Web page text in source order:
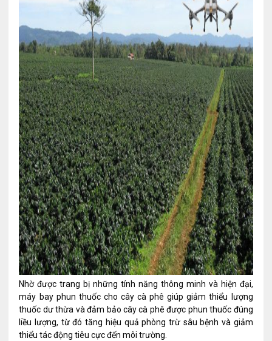
Nhờ được trang bị những tính năng thông minh và hiện đại,
máy bay phun thuốc cho cây cà phê giúp giảm thiểu lượng
thuốc dư thừa và đảm bảo cây cà phê được phun thuốc đúng
liều lượng, từ đó tăng hiệu quả phòng trừ sâu bệnh và giảm
thiểu tác động tiêu cực đến môi trường.